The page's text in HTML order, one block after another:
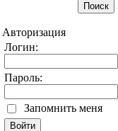
Авторизация
Логин:
Пароль:
Запомнить меня